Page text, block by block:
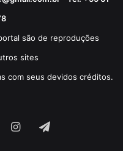
são de reproduções
sites
com seus devidos créditos.
Instagram